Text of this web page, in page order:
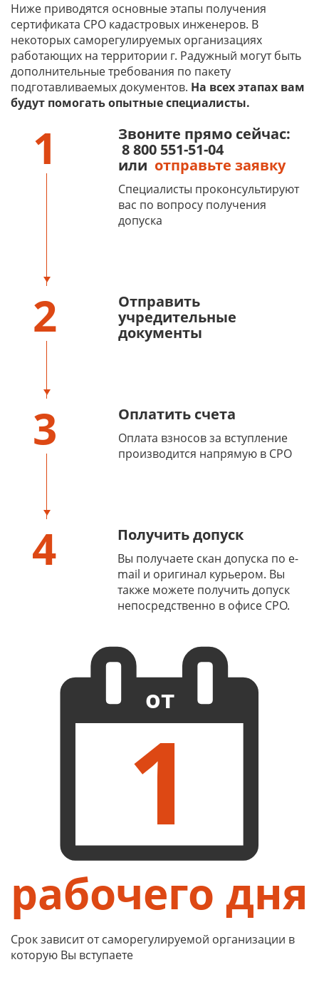
Ниже приводятся основные этапы получения
сертификата СРО кадастровых инженеров. В
некоторых саморегулируемых организациях
работающих на территории г. Радужный могут быть
дополнительные требования по пакету
подготавливаемых документов. На всех этапах вам
будут помогать опытные специалисты.
1
Звоните прямо сейчас:
8 800 551-51-04
или отправьте заявку
Специалисты проконсультируют
вас по вопросу получения
допуска
2
Отправить
учредительные
документы
3 Оплатить счета
Оплата взносов за вступление
производится напрямую в СРО
4 Получить допуск
Вы получаете скан допуска по e-
mail и оригинал курьером. Вы
также можете получить допуск
непосредственно в офисе СРО.
от
1
рабочего дня
Срок зависит от саморегулируемой организации в
которую Вы вступаете